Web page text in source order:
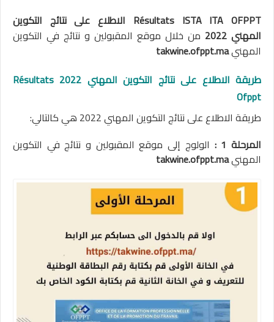
Résultats ISTA ITA OFPPT الاطلاع على نتائج التكوين
المهني
من خلال موقع المقبولين و نتائج في التكوين
المهنيtakwine.ofppt.ma
طريقة الاطلاع على نتائج التكوين المهني 2022 Résultats
Ofppt
طريقة الاطلاع على نتائج التكوين المهني 2022 هي كالتالي:
المرحلة 1 :
الولوج إلى موقع المقبولين و نتائج في التكوين
المهنيtakwine.ofppt.ma